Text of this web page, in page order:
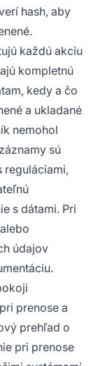
hash, aby
každú akciu
kompletnú
kedy a čo
a ukladané
nemohol
sú
reguláciami,
s dátami. Pri
údajov
prenose a
prehľad o
pri prenose